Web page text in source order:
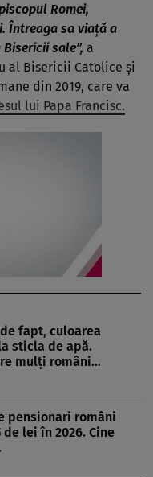
Romei,
Întreaga sa viață a
sale”, a
al Bisericii Catolice și
din 2019, care va
lui Papa Francisc.
fapt, culoarea
sticla de apă.
mulți români…
pensionari români
lei în 2026. Cine